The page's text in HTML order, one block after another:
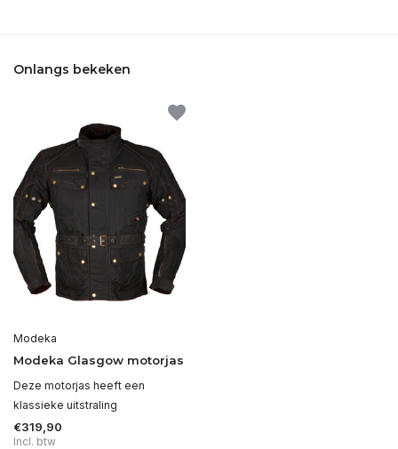
Onlangs bekeken
Modeka
Modeka Glasgow motorjas
Deze motorjas heeft een
klassieke uitstraling
€319,90
Incl. btw